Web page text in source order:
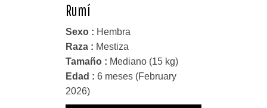
Rumí
Sexo : Hembra
Raza : Mestiza
Tamaño : Mediano (15 kg)
Edad : 6 meses (February
2026)